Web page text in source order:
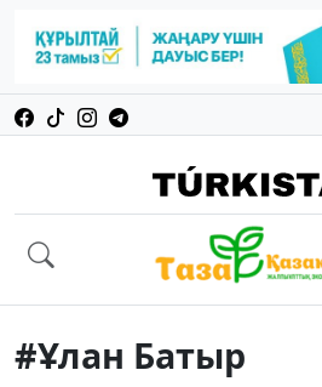
#Ұлан Батыр